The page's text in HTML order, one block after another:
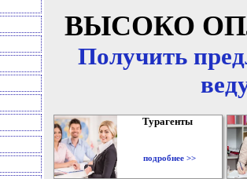
ВЫСОКО
Получить
Турагенты
подробнее >>